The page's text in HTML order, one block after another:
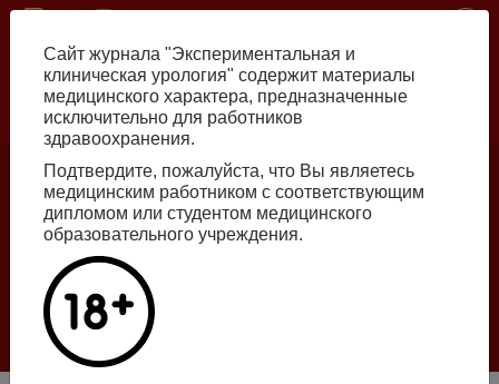
Перейти
основному
содержанию
Номер №2, 2026
Галлюцинации больших языковых моделей
в клинической урологии
Сайт журнала "Экспериментальная и
клиническая урология" содержит материалы
медицинского характера, предназначенные
исключительно для работников
здравоохранения.
Подтвердите, пожалуйста, что Вы являетесь
медицинским работником с соответствующим
дипломом или студентом медицинского
образовательного учреждения.